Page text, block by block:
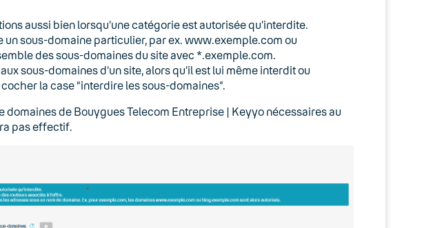
aussi bien lorsqu’une catégorie est autorisée qu’interdite.
un sous-domaine particulier, par ex. www.exemple.com ou
des sous-domaines du site avec *.exemple.com.
sous-domaines d’un site, alors qu’il est lui même interdit ou
la case “interdire les sous-domaines”.
domaines de Bouygues Telecom Entreprise | Keyyo nécessaires au
pas effectif.